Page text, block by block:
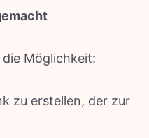
Möglichkeit:
zu erstellen, der zur